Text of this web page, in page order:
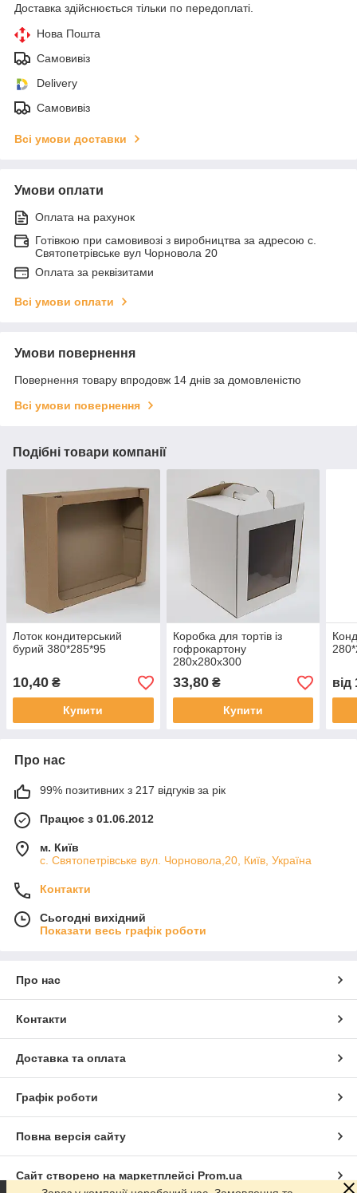
Доставка здійснюється тільки по передоплаті.
Нова Пошта
Самовивіз
Delivery
Самовивіз
Всі умови доставки
Умови оплати
Оплата на рахунок
Готівкою при самовивозі з виробництва за адресою с.
Святопетрівське вул Чорновола 20
Оплата за реквізитами
Всі умови оплати
Умови повернення
Повернення товару впродовж 14 днів за домовленістю
Всі умови повернення
Подібні товари компанії
Лоток кондитерський
бурий 380*285*95
10,40 ₴
Купити
Коробка для тортів із
гофрокартону
280х280х300
33,80₴
Купити
від
Про нас
99% позитивних з 217 відгуків за рік
Працює з 01.06.2012
м. Київ
с. Святопетрівське вул. Чорновола,20, Київ, Україна
Контакти
Сьогодні вихідний
Показати весь графік роботи
Про нас
Контакти
Доставка та оплата
Графік роботи
Повна версія сайту
Сайт створено на маркетплейсі Prom.ua